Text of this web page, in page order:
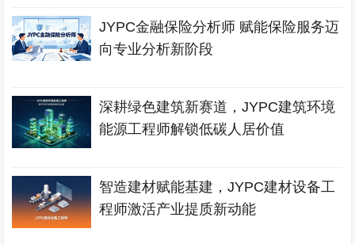
JYPC金融保险分析师 赋能保险服务迈
向专业分析新阶段
深耕绿色建筑新赛道，JYPC建筑环境
能源工程师解锁低碳人居价值
智造建材赋能基建，JYPC建材设备工
程师激活产业提质新动能